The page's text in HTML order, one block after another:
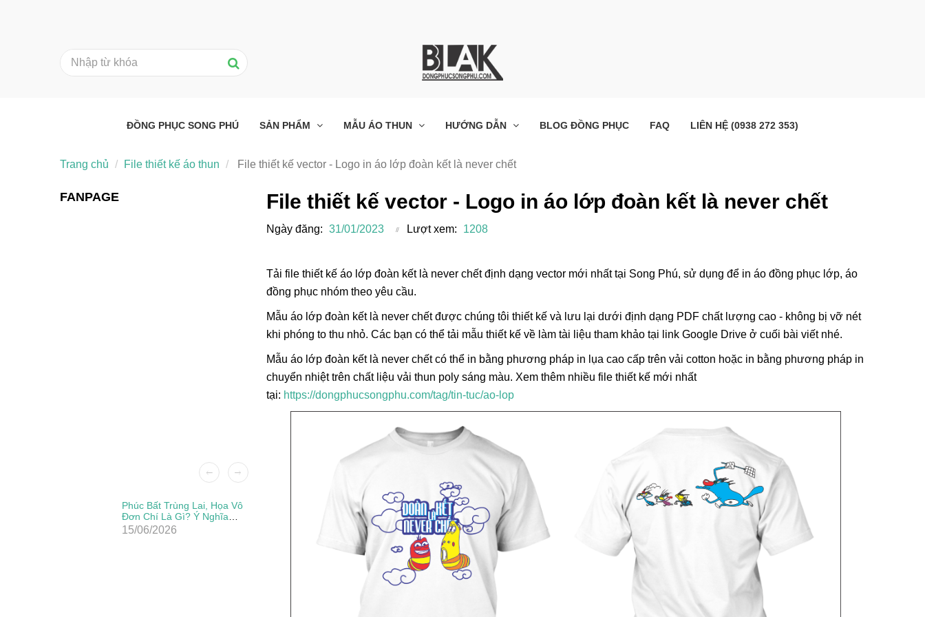
File thiết kế vector - Logo in áo lớp đoàn kết là never chết
Ngày đăng: 31/01/2023 Lượt xem: 1208
Tải file thiết kế áo lớp đoàn kết là never chết định dạng vector mới nhất tại Song Phú, sử dụng để in áo đồng phục lớp, áo
đồng phục nhóm theo yêu cầu.
Mẫu áo lớp đoàn kết là never chết được chúng tôi thiết kế và lưu lại dưới định dạng PDF chất lượng cao - không bị vỡ nét
khi phóng to thu nhỏ. Các bạn có thể tải mẫu thiết kế về làm tài liệu tham khảo tại link Google Drive ở cuối bài viết nhé.
Mẫu áo lớp đoàn kết là never chết có thể in bằng phương pháp in lụa cao cấp trên vải cotton hoặc in bằng phương pháp in
chuyển nhiệt trên chất liệu vải thun poly sáng màu. Xem thêm nhiều file thiết kế mới nhất
tại: https://dongphucsongphu.com/tag/tin-tuc/ao-lop
FANPAGE
Phúc Bất Trùng Lai, Họa Vô
Đơn Chí Là Gì? Ý Nghĩa
Thực Sự Của Câu Thành
15/06/2026
Lá Cờ Thêu Mini – Patch Ủi
Quốc Kỳ Việt Nam Đẹp, Sắc
26/06/2025
Phúc Bất Trùng Lai, Họa Vô
Đơn Chí Là Gì? Ý Nghĩa
Thực Sự Của Câu Thành
Ngữ Này
15/06/2026
Lá Cờ Thêu Mini – Patch Ủi
Quốc Kỳ Việt Nam Đẹp, Sắc
Nét
26/06/2025
ĐỒNG PHỤC SONG PHÚ SẢN PHẨM MẪU ÁO THUN HƯỚNG DẪN BLOG ĐỒNG PHỤC FAQ LIÊN HỆ (0938 272 353)
Trang chủ File thiết kế áo thun File thiết kế vector - Logo in áo lớp đoàn kết là never chết